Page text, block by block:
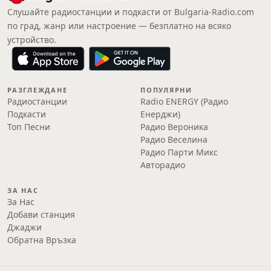
Слушайте радиостанции и подкасти от Bulgaria-Radio.com
по град, жанр или настроение — безплатно на всяко
устройство.
РАЗГЛЕЖДАНЕ
Радиостанции
Подкасти
Топ Песни
ПОПУЛЯРНИ
Radio ENERGY (Радио
Енерджи)
Радио Вероника
Радио Веселина
Радио Парти Микс
Авторадио
ЗА НАС
За Нас
Добави станция
Джаджи
Обратна Връзка